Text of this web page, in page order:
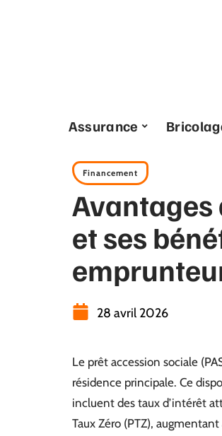
Assurance
Financement
Avantages
et ses
28 avril 2026
Le prêt accession sociale
résidence principale. Ce
incluent des taux d’intérêt
Taux Zéro (PTZ),